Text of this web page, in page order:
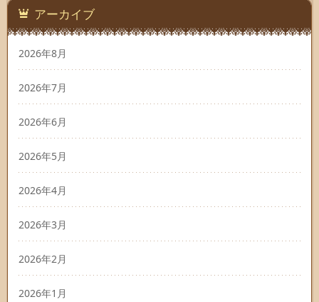
アーカイブ
2026年8月
2026年7月
2026年6月
2026年5月
2026年4月
2026年3月
2026年2月
2026年1月